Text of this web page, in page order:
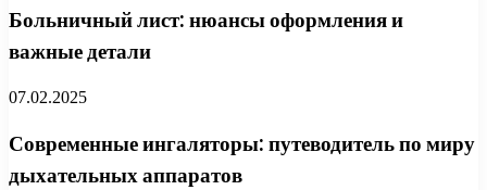
Больничный лист: нюансы оформления и
важные детали
07.02.2025
Современные ингаляторы: путеводитель по миру
дыхательных аппаратов